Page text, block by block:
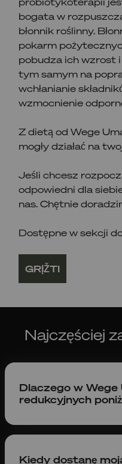
bogata w
błonnik roślinny.
pokarm
pobudza ich wzrost
tym samym na
wchłanianie
wzmocnienie
Z dietą od Wege
mogły działać na
Jeśli chcesz
odpowiedni dla
nas. Chętnie
Dostępne w sekcji
GRĮŽTI
Najczęściej
Dlaczego w
redukcyjnych
kcal są bardzo
składników
Kiedy dostanę